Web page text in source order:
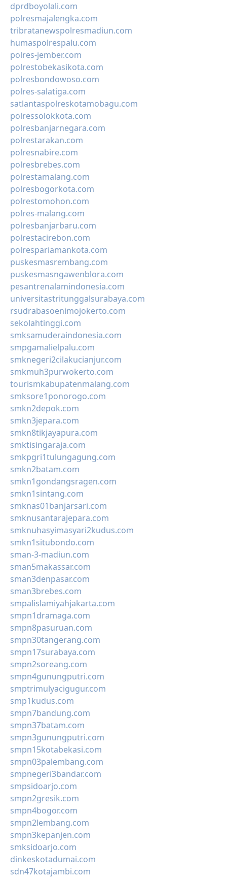
dprdboyolali.com
polresmajalengka.com
tribratanewspolresmadiun.com
humaspolrespalu.com
polres-jember.com
polrestobekasikota.com
polresbondowoso.com
polres-salatiga.com
satlantaspolreskotamobagu.com
polressolokkota.com
polresbanjarnegara.com
polrestarakan.com
polresnabire.com
polresbrebes.com
polrestamalang.com
polresbogorkota.com
polrestomohon.com
polres-malang.com
polresbanjarbaru.com
polrestacirebon.com
polrespariamankota.com
puskesmasrembang.com
puskesmasngawenblora.com
pesantrenalamindonesia.com
universitastritunggalsurabaya.com
rsudrabasoenimojokerto.com
sekolahtinggi.com
smksamuderaindonesia.com
smpgamalielpalu.com
smknegeri2cilakucianjur.com
smkmuh3purwokerto.com
tourismkabupatenmalang.com
smksore1ponorogo.com
smkn2depok.com
smkn3jepara.com
smkn8tikjayapura.com
smktisingaraja.com
smkpgri1tulungagung.com
smkn2batam.com
smkn1gondangsragen.com
smkn1sintang.com
smknas01banjarsari.com
smknusantarajepara.com
smknuhasyimasyari2kudus.com
smkn1situbondo.com
sman-3-madiun.com
sman5makassar.com
sman3denpasar.com
sman3brebes.com
smpalislamiyahjakarta.com
smpn1dramaga.com
smpn8pasuruan.com
smpn30tangerang.com
smpn17surabaya.com
smpn2soreang.com
smpn4gunungputri.com
smptrimulyacigugur.com
smp1kudus.com
smpn7bandung.com
smpn37batam.com
smpn3gunungputri.com
smpn15kotabekasi.com
smpn03palembang.com
smpnegeri3bandar.com
smpsidoarjo.com
smpn2gresik.com
smpn4bogor.com
smpn2lembang.com
smpn3kepanjen.com
smksidoarjo.com
dinkeskotadumai.com
sdn47kotajambi.com